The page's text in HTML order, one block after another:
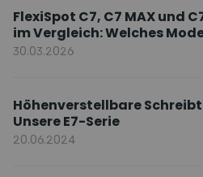
FlexiSpot C7, C7 MAX und
im Vergleich: Welches
Ihnen?
30.03.2026
Höhenverstellbare
Unsere E7-Serie
20.06.2024